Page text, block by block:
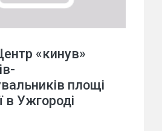
«кинув»
площі
в Ужгороді